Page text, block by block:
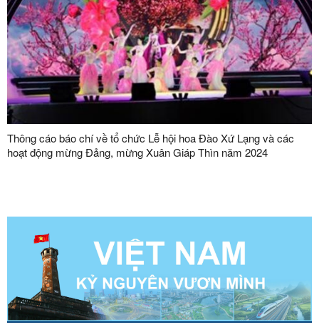
Thông cáo báo chí về tổ chức Lễ hội hoa Đào Xứ Lạng và các
hoạt động mừng Đảng, mừng Xuân Giáp Thìn năm 2024